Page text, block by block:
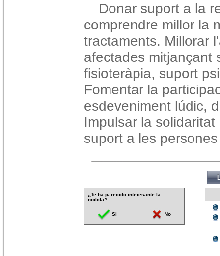
Donar suport a la
comprendre millor la
tractaments. Millorar
afectades mitjançant
fisioteràpia, suport
Fomentar la
esdeveniment lúdic,
Impulsar la
suport a les
¿Te ha parecido interesante la
noticia?
Sí No